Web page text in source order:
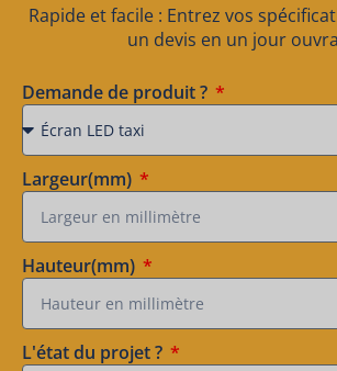
Rapide et facile : Entrez vos
un devis en un jour
Demande de produit ?
Largeur(mm)
Hauteur(mm)
L'état du projet ?